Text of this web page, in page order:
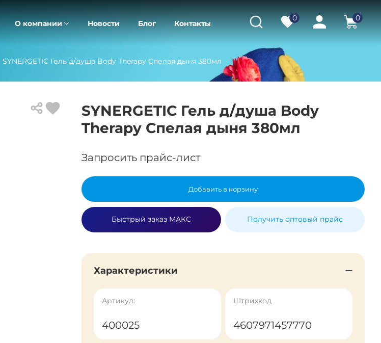
О компании Новости Блог Контакты
0 0
SYNERGETIC Гель д/душа Body Therapy Спелая дыня 380мл
SYNERGETIC Гель д/душа Body
Therapy Спелая дыня 380мл
Запросить прайс-лист
Добавить в корзину
Быстрый заказ МАКС Получить оптовый прайс
Характеристики
Артикул:
400025
Штрихкод
4607971457770